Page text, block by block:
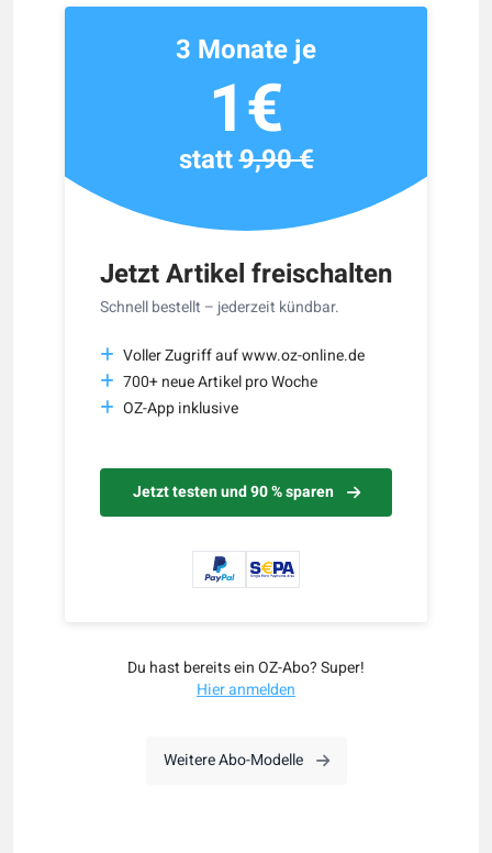
Jetzt Artikel freischalten
Schnell bestellt – jederzeit kündbar.
Voller Zugriff auf www.oz-online.de
700+ neue Artikel pro Woche
OZ-App inklusive
Jetzt testen und 90 % sparen
3 Monate je
1€
statt9,90 €
Du hast bereits ein OZ-Abo? Super!
Hier anmelden
Weitere Abo-Modelle